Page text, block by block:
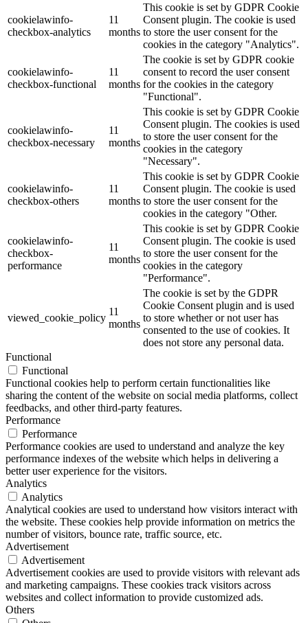
cookielawinfo-
checkbox-analytics
11
months
This cookie is set by GDPR Cookie
Consent plugin. The cookie is used
to store the user consent for the
cookies in the category "Analytics".
cookielawinfo-
checkbox-functional
11
months
The cookie is set by GDPR cookie
consent to record the user consent
for the cookies in the category
"Functional".
cookielawinfo-
checkbox-necessary
11
months
This cookie is set by GDPR Cookie
Consent plugin. The cookies is used
to store the user consent for the
cookies in the category
"Necessary".
cookielawinfo-
checkbox-others
11
months
This cookie is set by GDPR Cookie
Consent plugin. The cookie is used
to store the user consent for the
cookies in the category "Other.
cookielawinfo-
checkbox-
performance
11
months
This cookie is set by GDPR Cookie
Consent plugin. The cookie is used
to store the user consent for the
cookies in the category
"Performance".
viewed_cookie_policy
11
months
The cookie is set by the GDPR
Cookie Consent plugin and is used
to store whether or not user has
consented to the use of cookies. It
does not store any personal data.
Functional
Functional
Functional cookies help to perform certain functionalities like
sharing the content of the website on social media platforms, collect
feedbacks, and other third-party features.
Performance
Performance
Performance cookies are used to understand and analyze the key
performance indexes of the website which helps in delivering a
better user experience for the visitors.
Analytics
Analytics
Analytical cookies are used to understand how visitors interact with
the website. These cookies help provide information on metrics the
number of visitors, bounce rate, traffic source, etc.
Advertisement
Advertisement
Advertisement cookies are used to provide visitors with relevant ads
and marketing campaigns. These cookies track visitors across
websites and collect information to provide customized ads.
Others